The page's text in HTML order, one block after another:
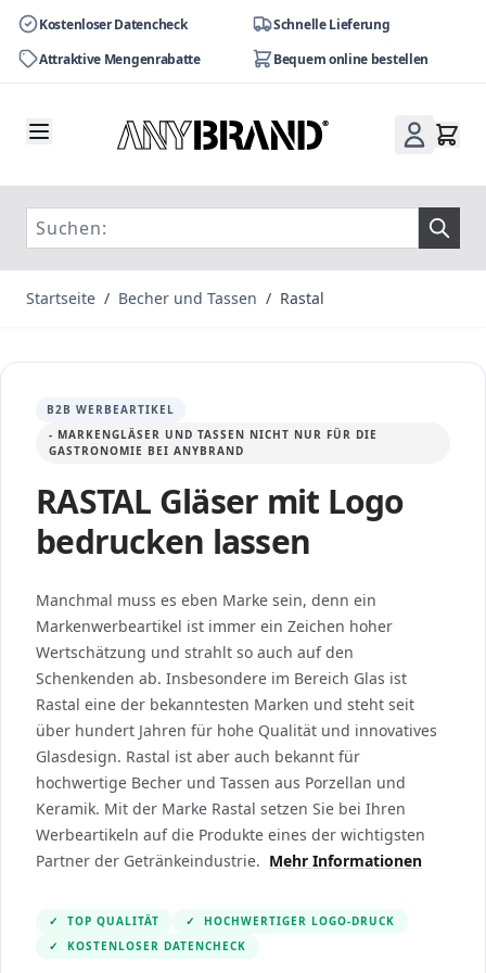
Kostenloser Datencheck
Schnelle Lieferung
Attraktive Mengenrabatte
Bequem online bestellen
Startseite / Becher und Tassen / Rastal
B2B WERBEARTIKEL
- MARKENGLÄSER UND TASSEN NICHT NUR FÜR DIE
GASTRONOMIE BEI ANYBRAND
RASTAL Gläser mit Logo
bedrucken lassen
Manchmal muss es eben Marke sein, denn ein
Markenwerbeartikel ist immer ein Zeichen hoher
Wertschätzung und strahlt so auch auf den
Schenkenden ab. Insbesondere im Bereich Glas ist
Rastal eine der bekanntesten Marken und steht seit
über hundert Jahren für hohe Qualität und innovatives
Glasdesign. Rastal ist aber auch bekannt für
hochwertige Becher und Tassen aus Porzellan und
Keramik. Mit der Marke Rastal setzen Sie bei Ihren
Werbeartikeln auf die Produkte eines der wichtigsten
Partner der Getränkeindustrie. Mehr Informationen
✓ TOP QUALITÄT ✓
HOCHWERTIGER LOGO-DRUCK
✓
KOSTENLOSER DATENCHECK